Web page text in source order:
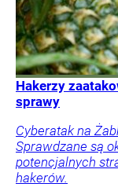
Hakerzy
sprawy
Cyberatak na
Sprawdzane są
potencjalnych
hakerów.